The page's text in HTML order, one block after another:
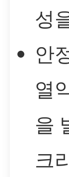
성
안
열
을
크